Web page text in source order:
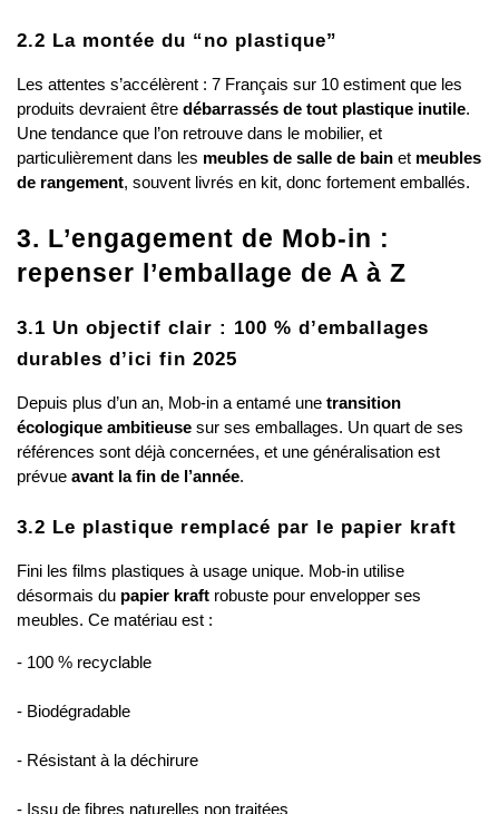
2.2 La montée du “no plastique”
Les attentes s’accélèrent : 7 Français sur 10 estiment que les
produits devraient être débarrassés de tout plastique inutile.
Une tendance que l’on retrouve dans le mobilier, et
particulièrement dans les meubles de salle de bain et meubles
de rangement, souvent livrés en kit, donc fortement emballés.
3. L’engagement de Mob-in :
repenser l’emballage de A à Z
3.1 Un objectif clair : 100 % d’emballages
durables d’ici fin 2025
Depuis plus d’un an, Mob-in a entamé une transition
écologique ambitieuse sur ses emballages. Un quart de ses
références sont déjà concernées, et une généralisation est
prévue avant la fin de l’année.
3.2 Le plastique remplacé par le papier kraft
Fini les films plastiques à usage unique. Mob-in utilise
désormais du papier kraft robuste pour envelopper ses
meubles. Ce matériau est :
- 100 % recyclable
- Biodégradable
- Résistant à la déchirure
- Issu de fibres naturelles non traitées